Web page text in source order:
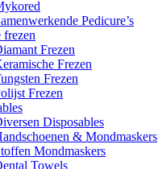
Pedicure’s
frezen
Frezen
Frezen
Frezen
Frezen
Disposables
& Mondmaskers
Mondmaskers
Towels